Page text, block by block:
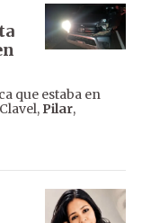
que estaba en
Pilar,